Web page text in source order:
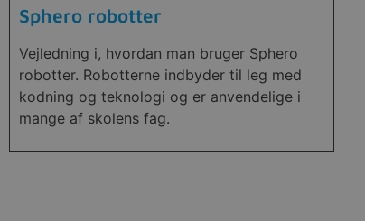
Sphero robotter
Vejledning i, hvordan man bruger Sphero
robotter. Robotterne indbyder til leg med
kodning og teknologi og er anvendelige i
mange af skolens fag.